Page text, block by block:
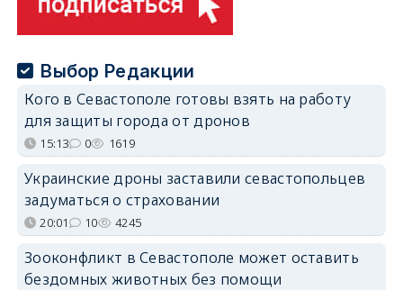
Выбор Редакции
Кого в Севастополе готовы взять на работу
для защиты города от дронов
15:13 0 1619
Украинские дроны заставили севастопольцев
задуматься о страховании
20:01 10 4245
Зооконфликт в Севастополе может оставить
бездомных животных без помощи